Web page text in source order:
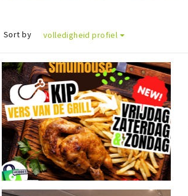
Sort by volledigheid profiel